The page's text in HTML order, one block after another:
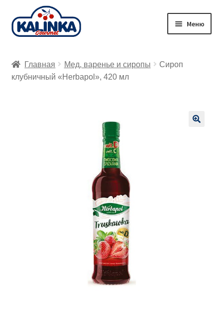
Перейти
к
Перейти
к
Меню
Заказ онлайн
Главная Мед, варенье и сиропы
Сироп
клубничный «Herbapol», 420 мл